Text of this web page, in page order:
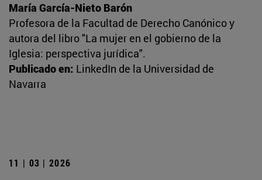
María García-Nieto Barón
Profesora de la Facultad de Derecho Canónico y
autora del libro "La mujer en el gobierno de la
Iglesia: perspectiva jurídica".
Publicado en: LinkedIn de la Universidad de
Navarra
11 | 03 | 2026